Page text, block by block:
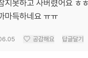
지못하고 사버렸어요 ㅎ
마득하네요 ㅠㅠ
공감해요 답글달기